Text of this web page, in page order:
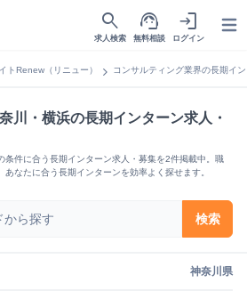
search
求人検索
support_agent
無料相談
login
ログイン
トRenew（リニュー） chevron_right コンサルティング業界の長期イ
川・横浜の長期インターン求人・
条件に合う長期インターン求人・募集を2件掲載中。職
なたに合う長期インターンを効率よく探せます。
検索
神奈川県